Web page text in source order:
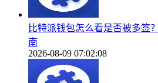
比特派钱包怎么看是否被多签
南
2026-08-09 07:02:08